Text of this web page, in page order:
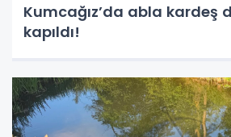
Kumcağız’da abla kardeş
kapıldı!